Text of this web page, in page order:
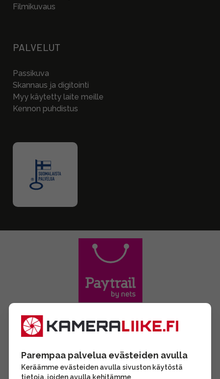
Filmikuvaus
PALVELUT
Passikuva
Skannaus ja digitointi
Myy käytetty laite meille
Kennon puhdistus
Parempaa palvelua evästeiden avulla
Keräämme evästeiden avulla sivuston käytöstä
tietoja, joiden avulla kehitämme